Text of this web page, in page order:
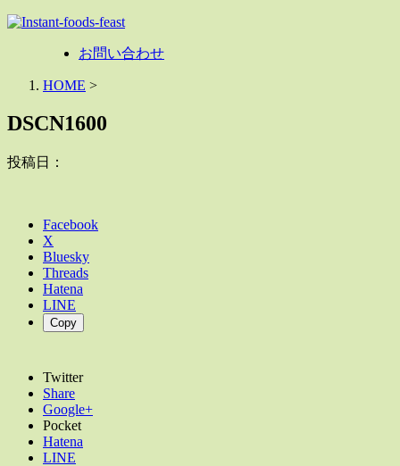
お問い合わせ
HOME >
DSCN1600
投稿日：
Facebook
X
Bluesky
Threads
Hatena
LINE
Copy
Twitter
Share
Google+
Pocket
Hatena
LINE